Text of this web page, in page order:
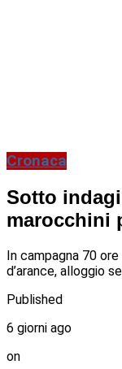
Cronaca
Sotto
marocchini
In campagna 70
d’arance, alloggio
Published
6 giorni ago
on